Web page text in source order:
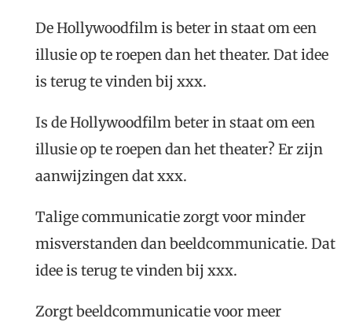
De Hollywoodfilm is beter in staat om een
illusie op te roepen dan het theater. Dat idee
is terug te vinden bij xxx.
Is de Hollywoodfilm beter in staat om een
illusie op te roepen dan het theater? Er zijn
aanwijzingen dat xxx.
Talige communicatie zorgt voor minder
misverstanden dan beeldcommunicatie. Dat
idee is terug te vinden bij xxx.
Zorgt beeldcommunicatie voor meer